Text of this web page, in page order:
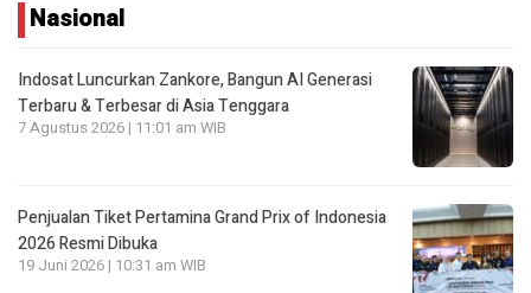
Nasional
Indosat Luncurkan Zankore, Bangun AI Generasi
Terbaru & Terbesar di Asia Tenggara
7 Agustus 2026 | 11:01 am WIB
Penjualan Tiket Pertamina Grand Prix of Indonesia
2026 Resmi Dibuka
19 Juni 2026 | 10:31 am WIB